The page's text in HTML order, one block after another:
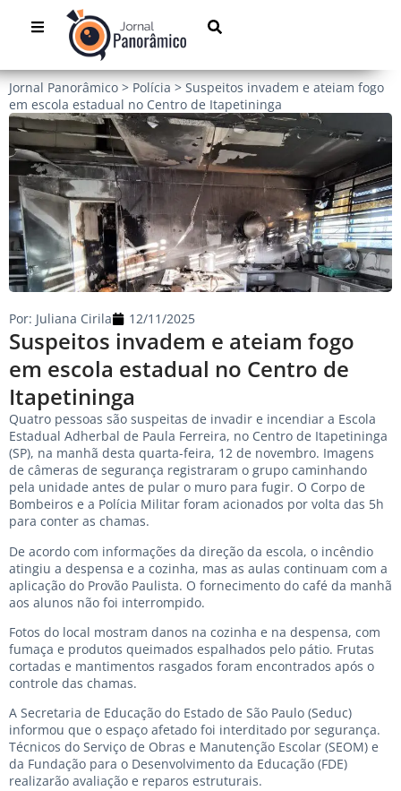
Jornal Panorâmico > Polícia > Suspeitos invadem e ateiam fogo
em escola estadual no Centro de Itapetininga
Suspeitos invadem e ateiam fogo
em escola estadual no Centro de
Itapetininga
Por: Juliana Cirila 12/11/2025
Quatro pessoas são suspeitas de invadir e incendiar a Escola
Estadual Adherbal de Paula Ferreira, no Centro de Itapetininga
(SP), na manhã desta quarta-feira, 12 de novembro. Imagens
de câmeras de segurança registraram o grupo caminhando
pela unidade antes de pular o muro para fugir. O Corpo de
Bombeiros e a Polícia Militar foram acionados por volta das 5h
para conter as chamas.
De acordo com informações da direção da escola, o incêndio
atingiu a despensa e a cozinha, mas as aulas continuam com a
aplicação do Provão Paulista. O fornecimento do café da manhã
aos alunos não foi interrompido.
Fotos do local mostram danos na cozinha e na despensa, com
fumaça e produtos queimados espalhados pelo pátio. Frutas
cortadas e mantimentos rasgados foram encontrados após o
controle das chamas.
A Secretaria de Educação do Estado de São Paulo (Seduc)
informou que o espaço afetado foi interditado por segurança.
Técnicos do Serviço de Obras e Manutenção Escolar (SEOM) e
da Fundação para o Desenvolvimento da Educação (FDE)
realizarão avaliação e reparos estruturais.